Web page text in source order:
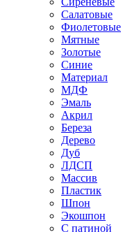
Салатовые
Фиолетовые
Мятные
Золотые
Синие
Материал
МДФ
Эмаль
Акрил
Береза
Дерево
Дуб
ЛДСП
Массив
Пластик
Шпон
Экошпон
С патиной